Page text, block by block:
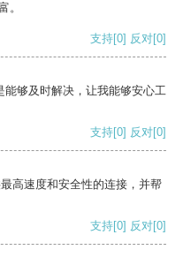
。
支持[0] 反对[0]
够及时解决，让我能够安心工
支持[0] 反对[0]
高速度和安全性的连接，并帮
支持[0] 反对[0]